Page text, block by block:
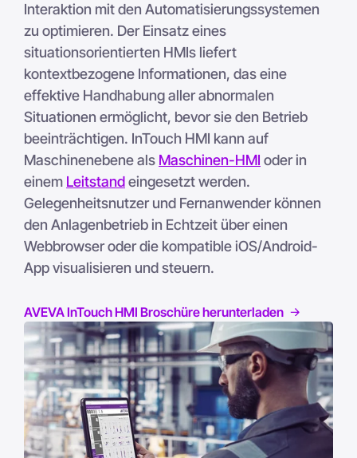
Interaktion mit den Automatisierungssystemen
zu optimieren. Der Einsatz eines
situationsorientierten HMIs liefert
kontextbezogene Informationen, das eine
effektive Handhabung aller abnormalen
Situationen ermöglicht, bevor sie den Betrieb
beeinträchtigen. InTouch HMI kann auf
Maschinenebene als Maschinen-HMI oder in
einem Leitstandeingesetzt werden.
Gelegenheitsnutzer und Fernanwender können
den Anlagenbetrieb in Echtzeit über einen
Webbrowser oder die kompatible iOS/Android-
App visualisieren und steuern.
AVEVA InTouch HMI Broschüre herunterladen